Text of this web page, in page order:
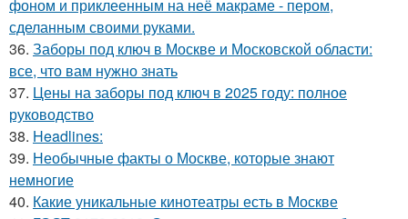
фоном и приклеенным на неё макраме - пером,
сделанным своими руками.
36. Заборы под ключ в Москве и Московской области:
все, что вам нужно знать
37. Цены на заборы под ключ в 2025 году: полное
руководство
38. Headlines:
39. Необычные факты о Москве, которые знают
немногие
40. Какие уникальные кинотеатры есть в Москве